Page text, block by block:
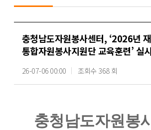
충청남도자원봉사센터, ‘2026년
통합자원봉사지원단 교육훈련’ 실시
26-07-06 00:00 조회수 368 회
충청남도자원봉